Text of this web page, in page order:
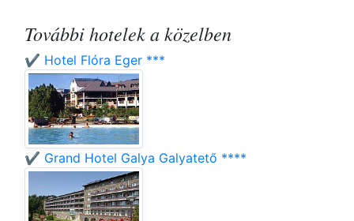
További hotelek a közelben
✔️ Hotel Flóra Eger ***
✔️ Grand Hotel Galya Galyatető ****